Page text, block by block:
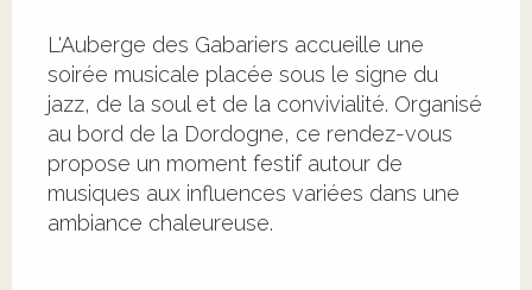
L'Auberge des Gabariers accueille une
soirée musicale placée sous le signe du
jazz, de la soul et de la convivialité. Organisé
au bord de la Dordogne, ce rendez-vous
propose un moment festif autour de
musiques aux influences variées dans une
ambiance chaleureuse.